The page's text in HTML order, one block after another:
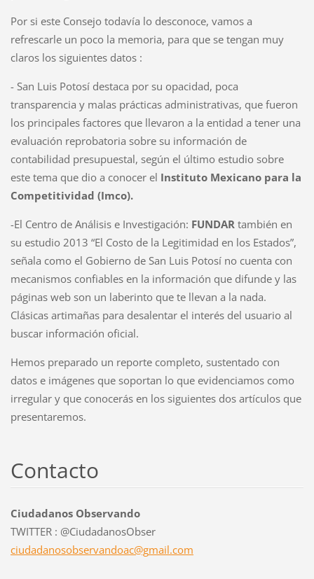
Por si este Consejo todavía lo desconoce, vamos a
refrescarle un poco la memoria, para que se tengan muy
claros los siguientes datos :
- San Luis Potosí destaca por su opacidad, poca
transparencia y malas prácticas administrativas, que fueron
los principales factores que llevaron a la entidad a tener una
evaluación reprobatoria sobre su información de
contabilidad presupuestal, según el último estudio sobre
este tema que dio a conocer el Instituto Mexicano para la
Competitividad (Imco).
-El Centro de Análisis e Investigación: FUNDAR también en
su estudio 2013 “El Costo de la Legitimidad en los Estados”,
señala como el Gobierno de San Luis Potosí no cuenta con
mecanismos confiables en la información que difunde y las
páginas web son un laberinto que te llevan a la nada.
Clásicas artimañas para desalentar el interés del usuario al
buscar información oficial.
Hemos preparado un reporte completo, sustentado con
datos e imágenes que soportan lo que evidenciamos como
irregular y que conocerás en los siguientes dos artículos que
presentaremos.
Contacto
Ciudadanos Observando
TWITTER : @CiudadanosObser
ciudadanosobservandoac@gmail.com